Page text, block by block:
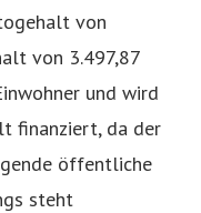
von
von 3.497,87
und wird
finanziert, da der
öffentliche
steht